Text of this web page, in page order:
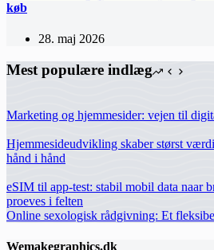
køb
28. maj 2026
Mest populære indlæg
Marketing og hjemmesider: vejen til
Hjemmesideudvikling skaber størst
hånd i hånd
eSIM til app-test: stabil mobil data naar
proeves i felten
Online sexologisk rådgivning: Et
Wemakegraphics.dk